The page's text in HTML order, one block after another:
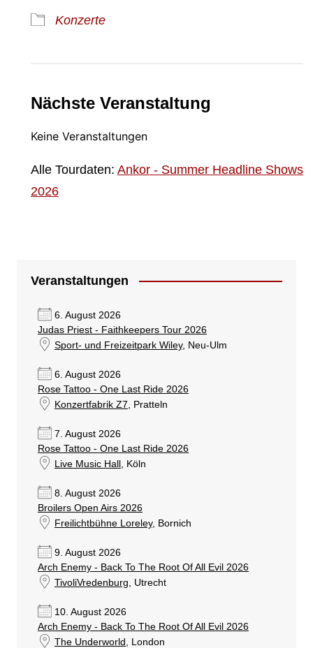
Konzerte
Nächste Veranstaltung
Keine Veranstaltungen
Alle Tourdaten: Ankor - Summer Headline Shows
2026
Veranstaltungen
6. August 2026
Judas Priest - Faithkeepers Tour 2026
Sport- und Freizeitpark Wiley, Neu-Ulm
6. August 2026
Rose Tattoo - One Last Ride 2026
Konzertfabrik Z7 , Pratteln
7. August 2026
Rose Tattoo - One Last Ride 2026
Live Music Hall
, Köln
8. August 2026
Broilers Open Airs 2026
Freilichtbühne Loreley, Bornich
9. August 2026
Arch Enemy - Back To The Root Of All Evil 2026
TivoliVredenburg , Utrecht
10. August 2026
Arch Enemy - Back To The Root Of All Evil 2026
The Underworld
, London